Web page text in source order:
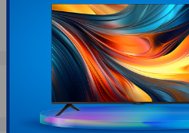
Dostava i povrat
Garancija